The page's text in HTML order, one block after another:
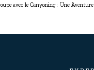
avec le Canyoning : Une